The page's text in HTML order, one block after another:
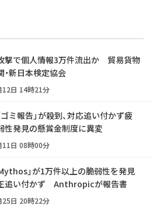
撃で個人情報3万件流出か 貿易貨物
・新日本検定協会
12日 14時21分
ミ報告」が殺到、対応追い付かず疲
発見の懸賞金制度に異変
11日 08時00分
」が1万件以上の脆弱性を発見
追い付かず Anthropicが報告書
25日 20時22分